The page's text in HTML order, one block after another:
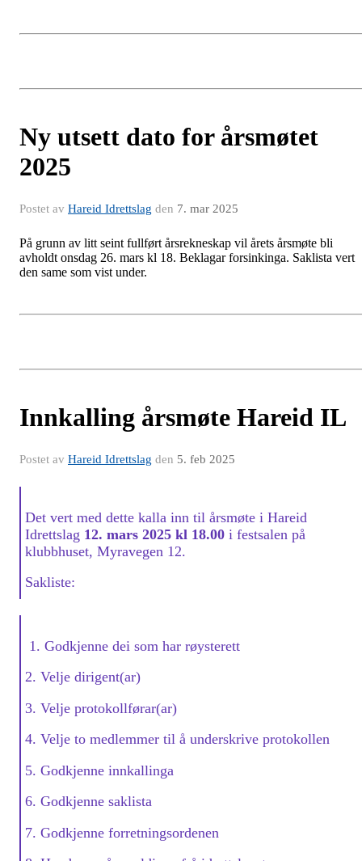
Ny utsett dato for årsmøtet
2025
Postet av Hareid Idrettslag den 7. mar 2025
På grunn av litt seint fullført årsrekneskap vil årets årsmøte bli
avholdt onsdag 26. mars kl 18. Beklagar forsinkinga. Saklista vert
den same som vist under.
Innkalling årsmøte Hareid IL
Postet av Hareid Idrettslag den 5. feb 2025
Det vert med dette kalla inn til årsmøte i Hareid
Idrettslag 12. mars 2025 kl 18.00 i festsalen på
klubbhuset, Myravegen 12.
Sakliste:
1. Godkjenne dei som har røysterett
2. Velje dirigent(ar)
3. Velje protokollførar(ar)
4. Velje to medlemmer til å underskrive protokollen
5. Godkjenne innkallinga
6. Godkjenne saklista
7. Godkjenne forretningsordenen